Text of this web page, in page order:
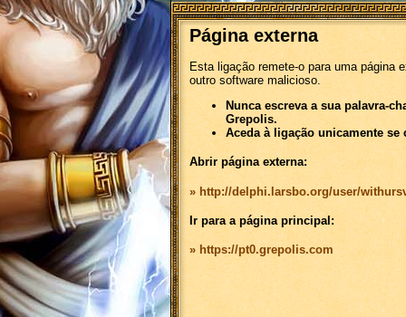
Página externa
Esta ligação remete-o para uma página
outro software malicioso.
Nunca escreva a sua palavra-
Grepolis.
Aceda à ligação unicamente
Abrir página externa:
» http://delphi.larsbo.org/user/
Ir para a página principal:
» https://pt0.grepolis.com